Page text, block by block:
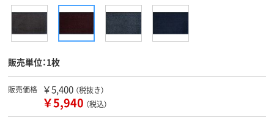
販売単位：1枚
販売価格 ￥5,400 （税抜き）
￥5,940 （税込）